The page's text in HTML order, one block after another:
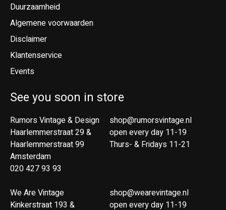
Duurzaamheid
Algemene voorwaarden
Disclaimer
Klantenservice
Events
See you soon in store
Rumors Vintage & Design
Haarlemmerstraat 29 &
Haarlemmerstraat 99
Amsterdam
020 427 93 93
We Are Vintage
Kinkerstraat 193 &
shop@rumorsvintage.nl
open every day 11-19
Thurs- & Fridays 11-21
shop@wearevintage.nl
open every day 11-19